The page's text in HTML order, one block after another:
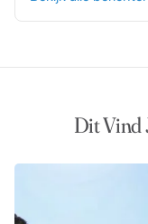
Dit Vind